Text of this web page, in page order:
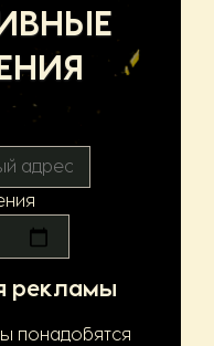
рекламы
понадобятся